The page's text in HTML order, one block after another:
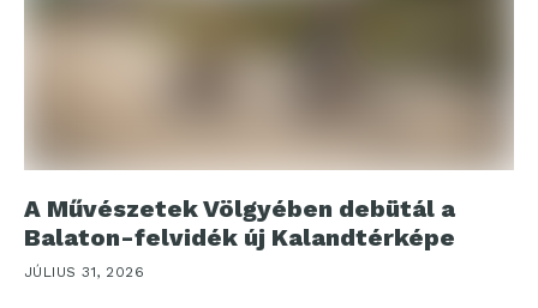
A Művészetek Völgyében debütál a
Balaton-felvidék új Kalandtérképe
JÚLIUS 31, 2026